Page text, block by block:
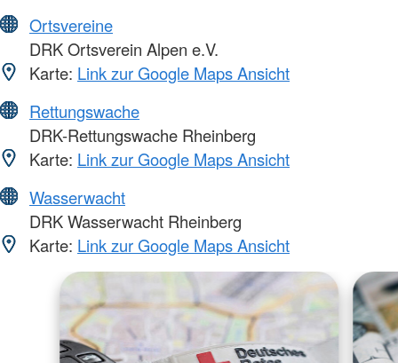
Ortsvereine
DRK Ortsverein Alpen e.V.
Karte: Link zur Google Maps Ansicht
Rettungswache
DRK-Rettungswache Rheinberg
Karte: Link zur Google Maps Ansicht
Wasserwacht
DRK Wasserwacht Rheinberg
Karte: Link zur Google Maps Ansicht